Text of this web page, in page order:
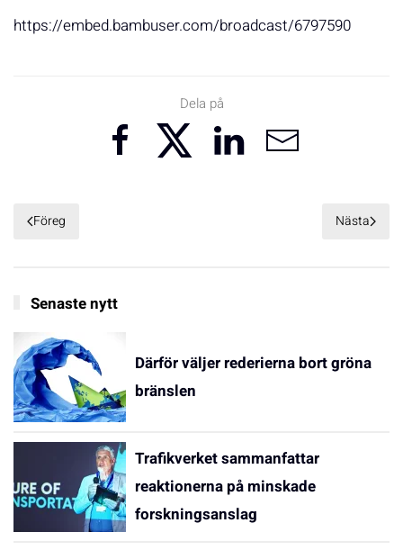
https://embed.bambuser.com/broadcast/6797590
Dela på
Föreg Nästa
Senaste nytt
Därför väljer rederierna bort gröna
bränslen
Trafikverket sammanfattar
reaktionerna på minskade
forskningsanslag